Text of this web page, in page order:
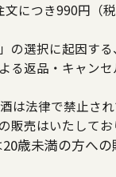
につき990円（税
の選択に起因す
る返品・キャン
は法律で禁止さ
販売はいたしてお
歳未満の方へ